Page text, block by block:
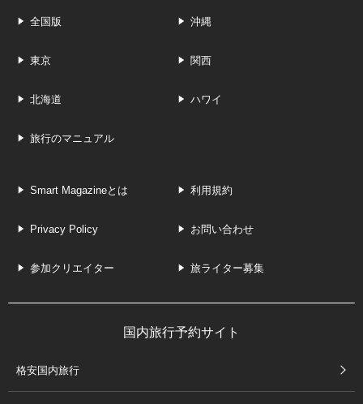
全国版 沖縄
東京 関西
北海道 ハワイ
旅行のマニュアル
Smart Magazineとは 利用規約
Privacy Policy お問い合わせ
参加クリエイター 旅ライター募集
国内旅行予約サイト
格安国内旅行